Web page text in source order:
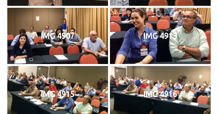
IMG 4907 IMG 4913
IMG 4915 IMG 4916